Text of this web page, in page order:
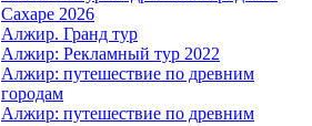
Сахаре 2026
Алжир. Гранд тур
Алжир: Рекламный тур 2022
Алжир: путешествие по древним
городам
Алжир: путешествие по древним